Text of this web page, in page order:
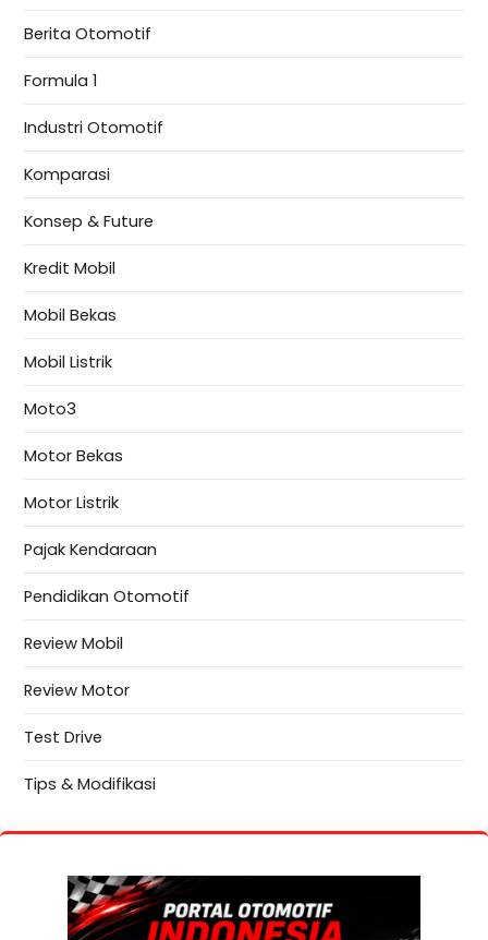
Berita Otomotif
Formula 1
Industri Otomotif
Komparasi
Konsep & Future
Kredit Mobil
Mobil Bekas
Mobil Listrik
Moto3
Motor Bekas
Motor Listrik
Pajak Kendaraan
Pendidikan Otomotif
Review Mobil
Review Motor
Test Drive
Tips & Modifikasi